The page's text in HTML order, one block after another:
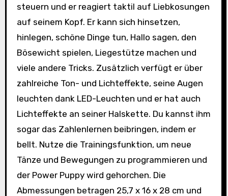
steuern und er reagiert taktil auf Liebkosungen
auf seinem Kopf. Er kann sich hinsetzen,
hinlegen, schöne Dinge tun, Hallo sagen, den
Bösewicht spielen, Liegestütze machen und
viele andere Tricks. Zusätzlich verfügt er über
zahlreiche Ton- und Lichteffekte, seine Augen
leuchten dank LED-Leuchten und er hat auch
Lichteffekte an seiner Halskette. Du kannst ihm
sogar das Zahlenlernen beibringen, indem er
bellt. Nutze die Trainingsfunktion, um neue
Tänze und Bewegungen zu programmieren und
der Power Puppy wird gehorchen. Die
Abmessungen betragen 25,7 x 16 x 28 cm und